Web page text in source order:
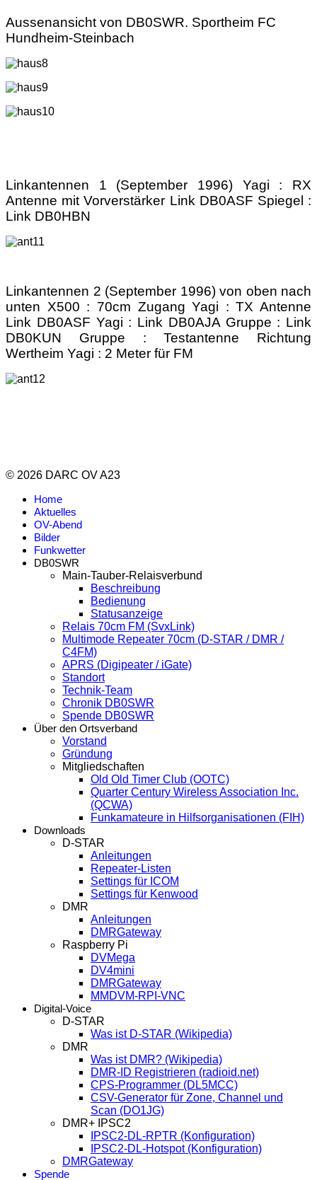
Aussenansicht von DB0SWR. Sportheim FC
Hundheim-Steinbach
Linkantennen 1 (September 1996) Yagi : RX
Antenne mit Vorverstärker Link DB0ASF Spiegel :
Link DB0HBN
Linkantennen 2 (September 1996) von oben nach
unten X500 : 70cm Zugang Yagi : TX Antenne
Link DB0ASF Yagi : Link DB0AJA Gruppe : Link
DB0KUN Gruppe : Testantenne Richtung
Wertheim Yagi : 2 Meter für FM
© 2026 DARC OV A23
Home
Aktuelles
OV-Abend
Bilder
Funkwetter
DB0SWR
Main-Tauber-Relaisverbund
Beschreibung
Bedienung
Statusanzeige
Relais 70cm FM (SvxLink)
Multimode Repeater 70cm (D-STAR / DMR /
C4FM)
APRS (Digipeater / iGate)
Standort
Technik-Team
Chronik DB0SWR
Spende DB0SWR
Über den Ortsverband
Vorstand
Gründung
Mitgliedschaften
Old Old Timer Club (OOTC)
Quarter Century Wireless Association Inc.
(QCWA)
Funkamateure in Hilfsorganisationen (FIH)
Downloads
D-STAR
Anleitungen
Repeater-Listen
Settings für ICOM
Settings für Kenwood
DMR
Anleitungen
DMRGateway
Raspberry Pi
DVMega
DV4mini
DMRGateway
MMDVM-RPI-VNC
Digital-Voice
D-STAR
Was ist D-STAR (Wikipedia)
DMR
Was ist DMR? (Wikipedia)
DMR-ID Registrieren (radioid.net)
CPS-Programmer (DL5MCC)
CSV-Generator für Zone, Channel und
Scan (DO1JG)
DMR+ IPSC2
IPSC2-DL-RPTR (Konfiguration)
IPSC2-DL-Hotspot (Konfiguration)
DMRGateway
Spende